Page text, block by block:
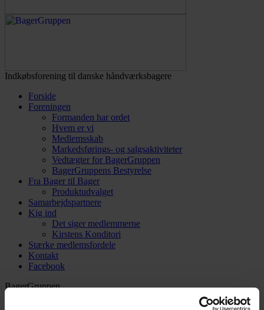
Indkøbsforening til danske håndværksbagere
Forside
Foreningen
Formanden har ordet
Hvem er vi
Medlemsskab
Markedsførings- og salgsaktiviteter
Vedtægter for BagerGruppen
BagerGruppens Bestyrelse
Fra Bager til Bager
Produktudvalget
Samarbejdspartnere
Kig ind
Det siger medlemmerne
Kirstens Konditori
Stærke medlemsfordele
Kontakt
Facebook
BagerGruppen